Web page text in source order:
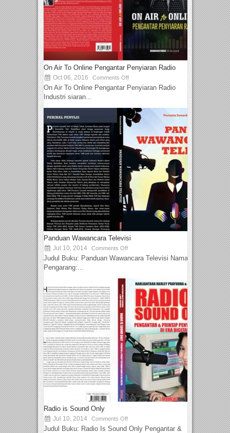
On Air To Online Pengantar Penyiaran Radio
Oct 06, 2016 Comments Off
On Air To Online Pengantar Penyiaran Radio
Industri siaran...
Panduan Wawancara Televisi
Jul 10, 2014 Comments Off
Judul Buku: Panduan Wawancara Televisi Nama
Pengarang:...
Radio is Sound Only
Jul 10, 2014 Comments Off
Judul Buku: Radio Is Sound Only Pengantar &